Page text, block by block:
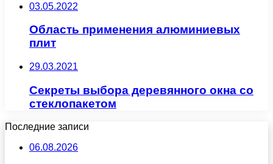
03.05.2022
Область применения алюминиевых
плит
29.03.2021
Секреты выбора деревянного окна со
стеклопакетом
Последние записи
06.08.2026